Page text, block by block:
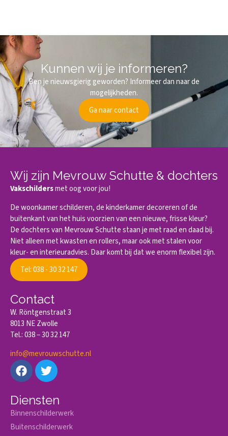
Kunnen wij je informeren?
Ben je nieuwsgierig geworden? Informeer dan naar de
mogelijkheden.
Ga naar contact
Wij zijn Mevrouw Schutte & dochters
Vakschildersmet oog voor jou!
De woonkamer schilderen, de kinderkamer decoreren of de
buitenkant van het huis voorzien van een nieuwe, frisse kleur?
De dochters van Mevrouw Schutte staan je met raad en daad bij.
Niet alleen met kwasten en rollers, maar ook met stalen voor
kleur- en interieuradvies. Daar komt bij dat we enorm flexibel zijn.
Tel: 038 - 30 32 147
Contact
W. Röntgenstraat 3
8013 NE Zwolle
Tel.: 038 – 30 32 147
info@mevrouwschutte.nl
Diensten
Binnenschilderwerk
Buitenschilderwerk